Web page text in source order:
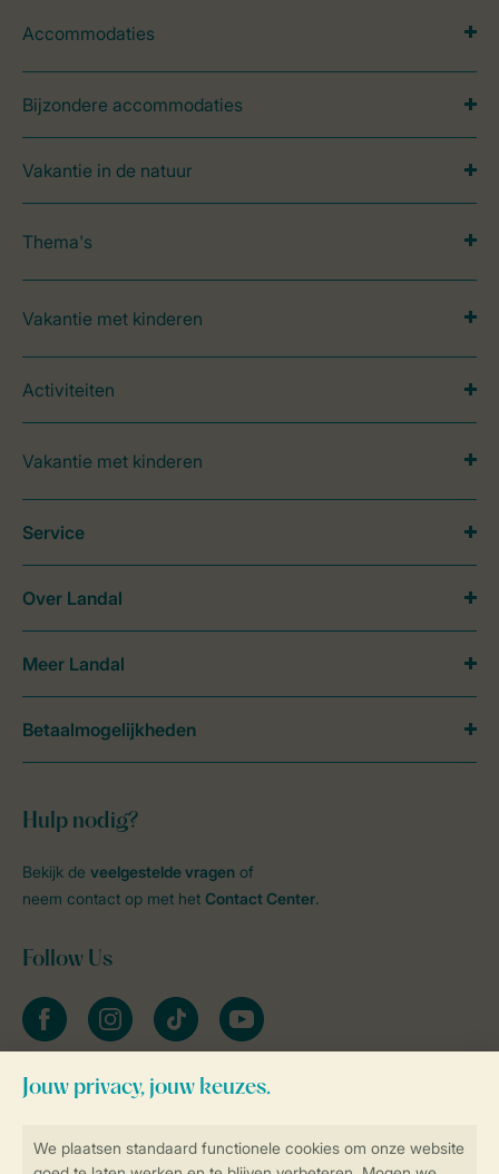
Accommodaties
Bijzondere accommodaties
Vakantie in de natuur
Thema's
Vakantie met kinderen
Activiteiten
Vakantie met kinderen
Hulp nodig?
Bekijk de veelgestelde vragen of
neem contact op met het Contact Center.
Follow Us
facebookinstagramtiktok youtube
Blijf op de hoogte
Service
Over Landal
Meer Landal
Betaalmogelijkheden